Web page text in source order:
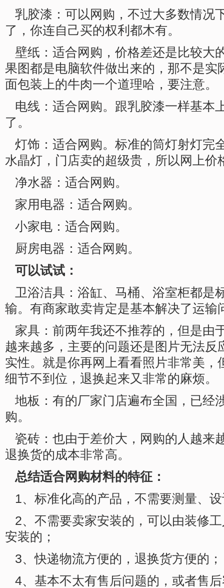
乳胶漆：可以网购，不过大多数情况
了，你连自己买的权利都木有。
壁纸：适合网购，价格差还是比较大
果图都是电脑软件做出来的，那不是实
面包装上的牛肉一个道理哈，要注意。
电线：适合网购。跟乳胶漆一样基本
了。
灯饰：适合网购。标准的筒灯射灯完
水晶灯，门店卖的超级贵，所以网上价
净水器：适合网购。
家用电器：适合网购。
小家电：适合网购。
厨房电器：适合网购。
可以试试：
卫浴洁具：浴缸、马桶、浴室柜都是
输。有商家敢卖肯定是基本解决了运输
家具：前两年我还不推荐的，但是由
越来越多，主要的问题还是图片无法反
实性。就是你再网上看看照片非常美，
细节不到位，退换起来又非常的麻烦。
地板：有的厂家门店遍布全国，已经
购。
瓷砖：也由于差价大，网购的人越来
退换货的成本非常高。
总结适合网购材料的特征：
1、标准化高的产品，不需要测量、
2、不需要卖家安装的，可以由装修
安装的；
3、快递物流方便的，退换货方便的；
4、基本不太有售后问题的，或者售